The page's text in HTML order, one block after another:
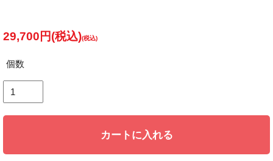
29,700円(税込)
個数
カートに入れる